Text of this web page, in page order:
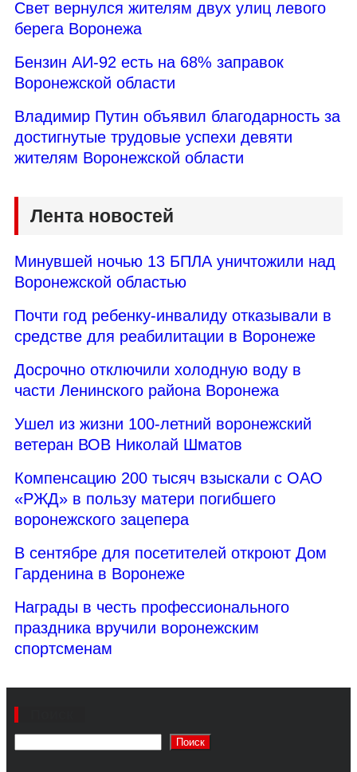
Свет вернулся жителям двух улиц левого
берега Воронежа
Бензин АИ-92 есть на 68% заправок
Воронежской области
Владимир Путин объявил благодарность за
достигнутые трудовые успехи девяти
жителям Воронежской области
Лента новостей
Минувшей ночью 13 БПЛА уничтожили над
Воронежской областью
Почти год ребенку-инвалиду отказывали в
средстве для реабилитации в Воронеже
Досрочно отключили холодную воду в
части Ленинского района Воронежа
Ушел из жизни 100-летний воронежский
ветеран ВОВ Николай Шматов
Компенсацию 200 тысяч взыскали с ОАО
«РЖД» в пользу матери погибшего
воронежского зацепера
В сентябре для посетителей откроют Дом
Гарденина в Воронеже
Награды в честь профессионального
праздника вручили воронежским
спортсменам
Поиск